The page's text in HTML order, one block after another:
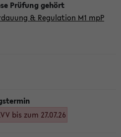
& Regulation M1 mpP
bis zum 27.07.26